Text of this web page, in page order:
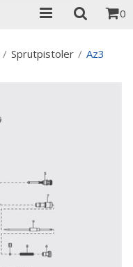
0
/ Sprutpistoler / Az3